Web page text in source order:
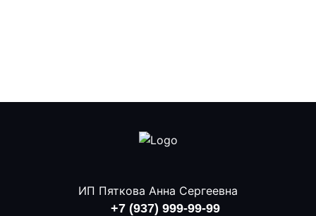
ИП Пяткова Анна Сергеевна
+7 (937) 999-99-99